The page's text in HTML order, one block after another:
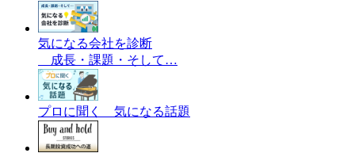
気になる会社を診断
成長・課題・そして…
プロに聞く 気になる話題